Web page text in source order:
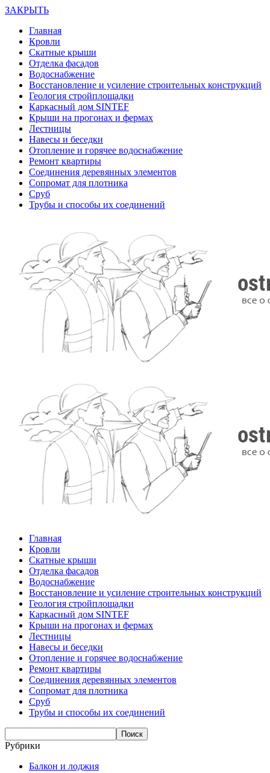
ЗАКРЫТЬ
Главная
Кровли
Скатные крыши
Отделка фасадов
Водоснабжение
Восстановление и усиление строительных конструкций
Геология стройплощадки
Каркасный дом SINTEF
Крыши на прогонах и фермах
Лестницы
Навесы и беседки
Отопление и горячее водоснабжение
Ремонт квартиры
Соединения деревянных элементов
Сопромат для плотника
Сруб
Трубы и способы их соединений
Главная
Кровли
Скатные крыши
Отделка фасадов
Водоснабжение
Восстановление и усиление строительных конструкций
Геология стройплощадки
Каркасный дом SINTEF
Крыши на прогонах и фермах
Лестницы
Навесы и беседки
Отопление и горячее водоснабжение
Ремонт квартиры
Соединения деревянных элементов
Сопромат для плотника
Сруб
Трубы и способы их соединений
Рубрики
Балкон и лоджия